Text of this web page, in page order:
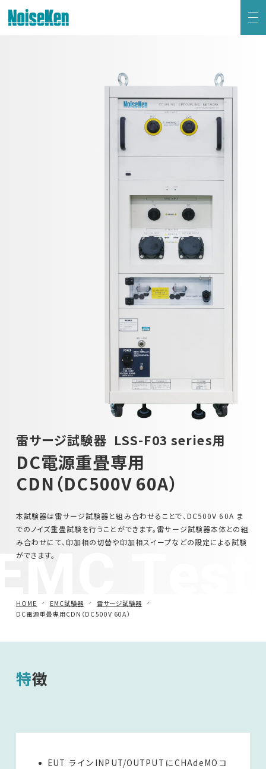
雷サージ試験器 LSS-F03 series用
DC電源重畳専用
CDN（DC500V 60A）
本試験器は雷サージ試験器と組み合わせることで、DC500V 60A ま
でのノイズ重畳試験を行うことができます。雷サージ試験器本体との組
み合わせにて、印加相の切替や印加相スイープなどの設定による試験
ができます。
HOME EMC試験器
雷サージ試験器
DC電源重畳専用CDN（DC500V 60A）
特徴
EUT ラインINPUT/OUTPUTにCHAdeMOコ
電源電圧変動試験器・その他試験器